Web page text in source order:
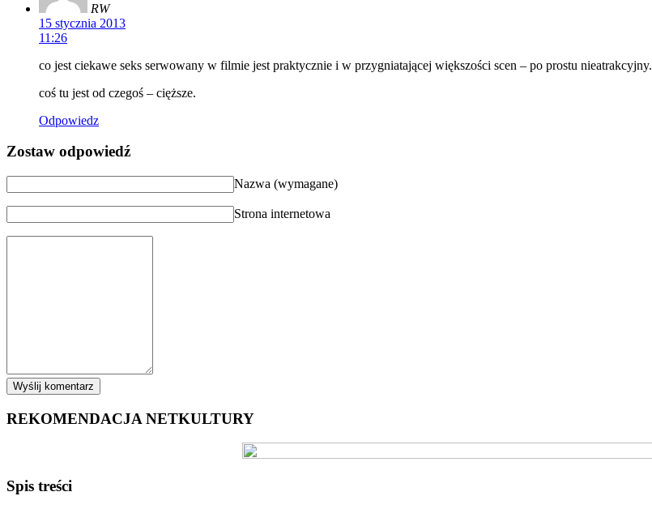
RW
15 stycznia 2013
11:26
co jest ciekawe seks serwowany w filmie jest praktycznie i w przygniatającej większości scen – po prostu nieatrakcyjny.
coś tu jest od czegoś – cięższe.
Odpowiedz
Zostaw odpowiedź
Nazwa (wymagane)
Strona internetowa
REKOMENDACJA NETKULTURY
Spis treści